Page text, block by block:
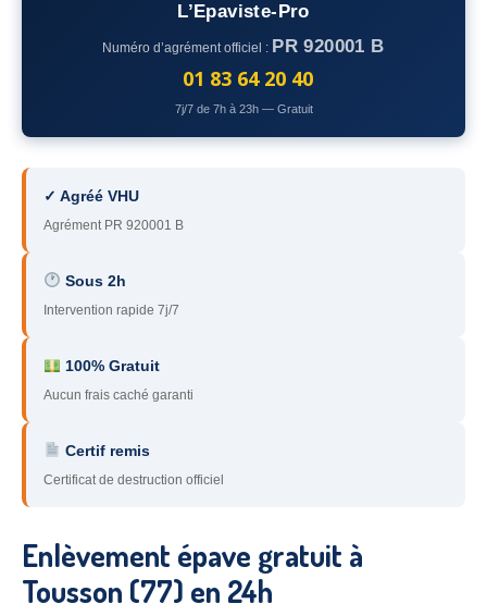
– Seine-et-Marne
– Yvelines
– Hauts-de-Seine
93– Seine-Saint-Denis
94 – Val-de-Marne
95– Val d’Oise
91 – Essonne
– Yonne
60 – Oise
45 – Loiret
10– Aube
L’Epaviste-Pro
Numéro d’agrément officiel : PR 920001 B
01 83 64 20 40
7j/7 de 7h à 23h — Gratuit
✓ Agréé VHU
Agrément PR 920001 B
Sous 2h
Intervention rapide 7j/7
100% Gratuit
Aucun frais caché garanti
Certif remis
Certificat de destruction officiel
Enlèvement épave gratuit à
Tousson (77) en 24h